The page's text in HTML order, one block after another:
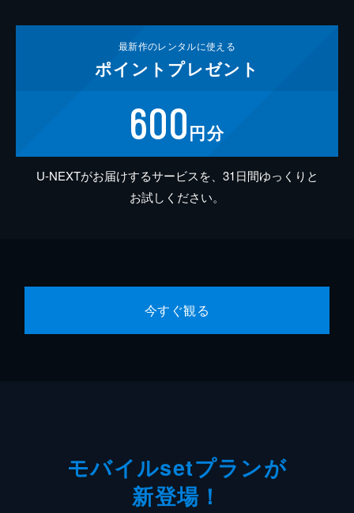
最新作のレンタルに使える
ポイント プレゼント
600円分
U-NEXTがお届けするサービスを、31日間ゆっくりと
お試しください。
今すぐ観る
モバイルsetプランが
新登場！